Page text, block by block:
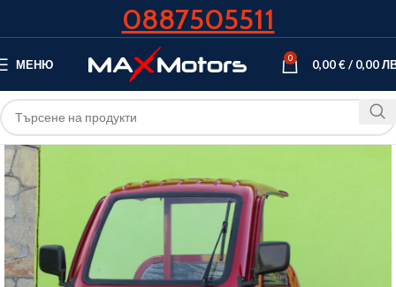
0887505511
МЕНЮ 0 0,00€/ 0,00